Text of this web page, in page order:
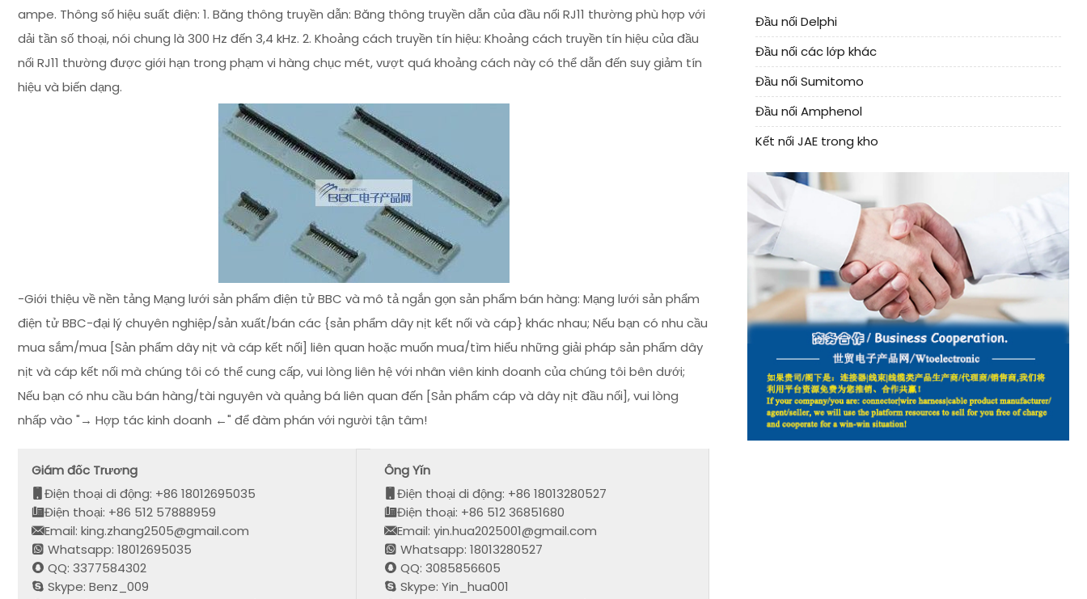
ampe. Thông số hiệu suất điện: 1. Băng thông truyền dẫn: Băng thông truyền dẫn của đầu nối RJ11 thường phù hợp với
dải tần số thoại, nói chung là 300 Hz đến 3,4 kHz. 2. Khoảng cách truyền tín hiệu: Khoảng cách truyền tín hiệu của đầu
nối RJ11 thường được giới hạn trong phạm vi hàng chục mét, vượt quá khoảng cách này có thể dẫn đến suy giảm tín
hiệu và biến dạng.
-Giới thiệu về nền tảng Mạng lưới sản phẩm điện tử BBC và mô tả ngắn gọn sản phẩm bán hàng: Mạng lưới sản phẩm
điện tử BBC-đại lý chuyên nghiệp/sản xuất/bán các {sản phẩm dây nịt kết nối và cáp} khác nhau; Nếu bạn có nhu cầu
mua sắm/mua [Sản phẩm dây nịt và cáp kết nối] liên quan hoặc muốn mua/tìm hiểu những giải pháp sản phẩm dây
nịt và cáp kết nối mà chúng tôi có thể cung cấp, vui lòng liên hệ với nhân viên kinh doanh của chúng tôi bên dưới;
Nếu bạn có nhu cầu bán hàng/tài nguyên và quảng bá liên quan đến [Sản phẩm cáp và dây nịt đầu nối], vui lòng
nhấp vào "→ Hợp tác kinh doanh ←" để đàm phán với người tận tâm!
Giám đốc Trương
Điện thoại di động: +86 18012695035
Điện thoại: +86 512 57888959
Email: king.zhang2505@gmail.com
Whatsapp: 18012695035
QQ: 3377584302
Skype: Benz_009
Ông Yǐn
Điện thoại di động: +86 18013280527
Điện thoại: +86 512 36851680
Email: yin.hua2025001@gmail.com
Whatsapp: 18013280527
QQ: 3085856605
Skype: Yin_hua001
Đầu nối Delphi
Đầu nối các lớp khác
Đầu nối Sumitomo
Đầu nối Amphenol
Kết nối JAE trong kho